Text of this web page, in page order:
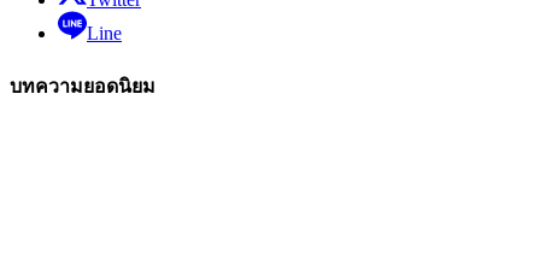
Line
บทความยอดนิยม